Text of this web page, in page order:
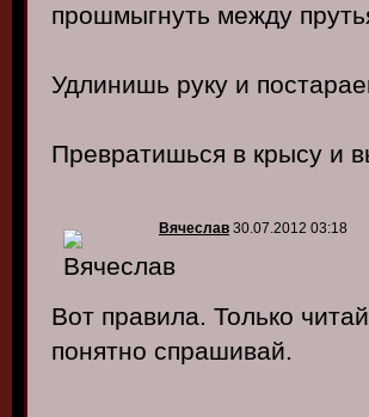
прошмыгнуть между
Удлинишь руку и
Превратишься в крысу и
Вячеслав 30.07.2012 03:18
Вот правила. Только
понятно спрашивай.